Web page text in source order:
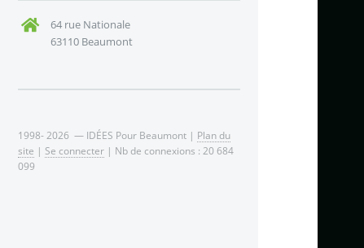
64 rue Nationale
63110 Beaumont
1998- 2026 — IDÉES Pour Beaumont | Plan du
site | Se connecter | Nb de connexions : 20 684
099